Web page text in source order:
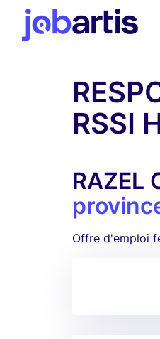
RSSI
RAZEL
Offre d'emploi